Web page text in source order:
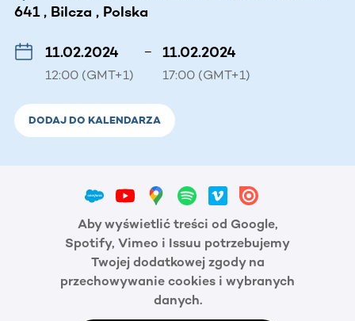
641 , Bilcza , Polska
11.02.2024
12:00 (GMT+1)
– 11.02.2024
17:00 (GMT+1)
DODAJ DO KALENDARZA
Aby wyświetlić treści od Google,
Spotify, Vimeo i Issuu potrzebujemy
Twojej dodatkowej zgody na
przechowywanie cookies i wybranych
danych.